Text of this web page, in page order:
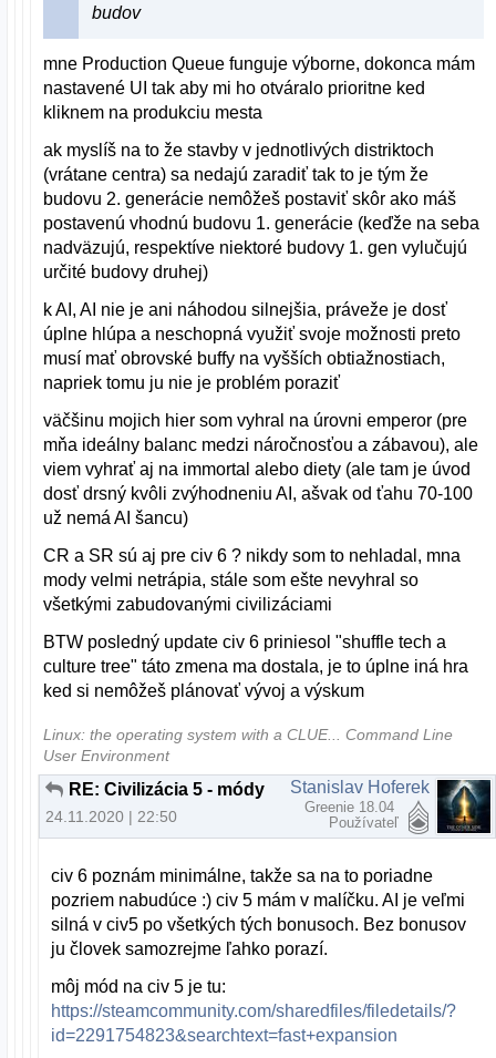
budov
mne Production Queue funguje výborne, dokonca mám
nastavené UI tak aby mi ho otváralo prioritne ked
kliknem na produkciu mesta
ak myslíš na to že stavby v jednotlivých distriktoch
(vrátane centra) sa nedajú zaradiť tak to je tým že
budovu 2. generácie nemôžeš postaviť skôr ako máš
postavenú vhodnú budovu 1. generácie (keďže na seba
nadväzujú, respektíve niektoré budovy 1. gen vylučujú
určité budovy druhej)
k AI, AI nie je ani náhodou silnejšia, práveže je dosť
úplne hlúpa a neschopná využiť svoje možnosti preto
musí mať obrovské buffy na vyšších obtiažnostiach,
napriek tomu ju nie je problém poraziť
väčšinu mojich hier som vyhral na úrovni emperor (pre
mňa ideálny balanc medzi náročnosťou a zábavou), ale
viem vyhrať aj na immortal alebo diety (ale tam je úvod
dosť drsný kvôli zvýhodneniu AI, ašvak od ťahu 70-100
už nemá AI šancu)
CR a SR sú aj pre civ 6 ? nikdy som to nehladal, mna
mody velmi netrápia, stále som ešte nevyhral so
všetkými zabudovanými civilizáciami
BTW posledný update civ 6 priniesol "shuffle tech a
culture tree" táto zmena ma dostala, je to úplne iná hra
ked si nemôžeš plánovať vývoj a výskum
Linux: the operating system with a CLUE... Command Line
User Environment
RE: Civilizácia 5 - módy
24.11.2020 | 22:50
Stanislav Hoferek
Greenie 18.04
Používateľ
civ 6 poznám minimálne, takže sa na to poriadne
pozriem nabudúce :) civ 5 mám v malíčku. AI je veľmi
silná v civ5 po všetkých tých bonusoch. Bez bonusov
ju človek samozrejme ľahko porazí.
môj mód na civ 5 je tu:
https://steamcommunity.com/sharedfiles/filedetails/?
id=2291754823&searchtext=fast+expansion